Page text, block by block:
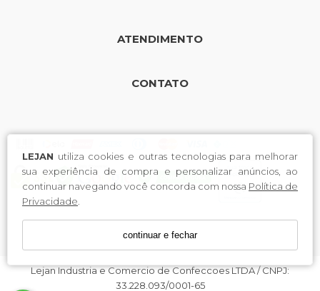
LEJAN utiliza cookies e outras tecnologias para melhorar
sua experiência de compra e personalizar anúncios, ao
continuar navegando você concorda com nossa Política de
Privacidade.
continuar e fechar
ATENDIMENTO
CONTATO
Lejan Industria e Comercio de Confeccoes LTDA / CNPJ:
33.228.093/0001-65